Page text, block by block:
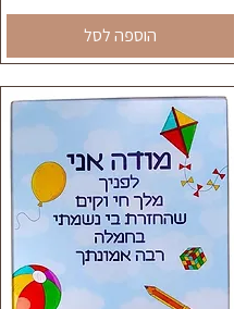
הוספה לסל